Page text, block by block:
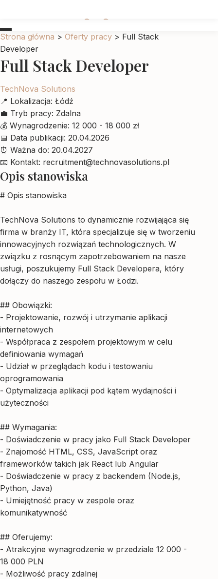
Strona główna > Oferty pracy > Full Stack
Developer
Full Stack Developer
TechNova Solutions
📍 Lokalizacja: Łódź
💼 Tryb pracy: Zdalna
💰 Wynagrodzenie: 12 000 - 18 000 zł
📅 Data publikacji: 20.04.2026
⏰ Ważna do: 20.04.2027
📧 Kontakt: recruitment@technovasolutions.pl
Opis stanowiska
# Opis stanowiska
TechNova Solutions to dynamicznie rozwijająca się
firma w branży IT, która specjalizuje się w tworzeniu
innowacyjnych rozwiązań technologicznych. W
związku z rosnącym zapotrzebowaniem na nasze
usługi, poszukujemy Full Stack Developera, który
dołączy do naszego zespołu w Łodzi.
## Obowiązki:
- Projektowanie, rozwój i utrzymanie aplikacji
internetowych
- Współpraca z zespołem projektowym w celu
definiowania wymagań
- Udział w przeglądach kodu i testowaniu
oprogramowania
- Optymalizacja aplikacji pod kątem wydajności i
użyteczności
## Wymagania:
- Doświadczenie w pracy jako Full Stack Developer
- Znajomość HTML, CSS, JavaScript oraz
frameworków takich jak React lub Angular
- Doświadczenie w pracy z backendem (Node.js,
Python, Java)
- Umiejętność pracy w zespole oraz
komunikatywność
## Oferujemy:
- Atrakcyjne wynagrodzenie w przedziale 12 000 -
18 000 PLN
- Możliwość pracy zdalnej